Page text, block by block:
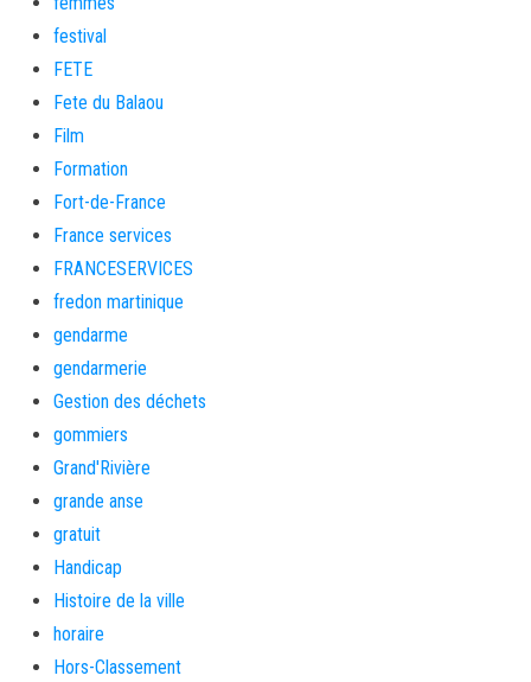
festival
FETE
Fete du Balaou
Film
Formation
Fort-de-France
France services
FRANCESERVICES
fredon martinique
gendarme
gendarmerie
Gestion des déchets
gommiers
Grand'Rivière
grande anse
gratuit
Handicap
Histoire de la ville
horaire
Hors-Classement